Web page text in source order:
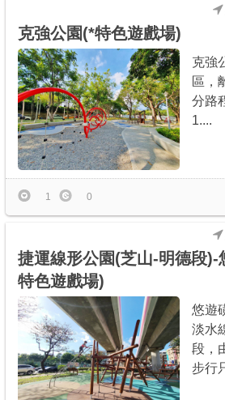
克強公園(*特色遊戲場)
克強
區，
分路
1....
1 0
捷運線形公園(芝山-明德段)-
特色遊戲場)
悠遊
淡水
段，
步行